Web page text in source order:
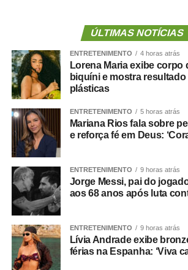
não seja relativo ao atendimento pré-
Com origem noProjeto de Lei
18/2021
, de autoria do deputado
SP), a matéria foiaprovada no Senado
ano, com parecer favorável do senador
(PSD-MS).
Agência Senado (Reprodução
citação da Agência Senado)
Fonte:Agência Senado
COMENTE ABAIXO:
ÚLTIMAS NOTÍCIAS
ENTRETENIMENTO 4 horas atrás
Lorena Maria exibe corpo
biquíni e mostra
plásticas
ENTRETENIMENTO 5 horas atrás
Mariana Rios fala sobre
e reforça fé em Deus:
ENTRETENIMENTO 9 horas atrás
Jorge Messi, pai do
aos 68 anos após luta
ENTRETENIMENTO 9 horas atrás
Lívia Andrade exibe
férias na Espanha: ‘Viva